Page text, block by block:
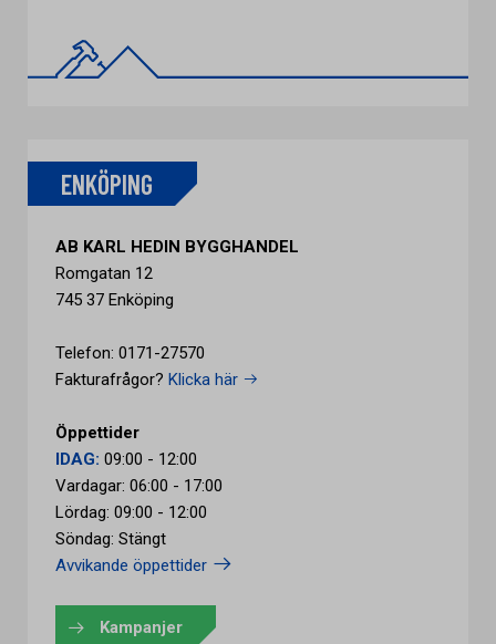
ENKÖPING
AB KARL HEDIN BYGGHANDEL
Romgatan 12
745 37 Enköping
Telefon: 0171-27570
Fakturafrågor? Klicka här
Öppettider
IDAG: 09:00 - 12:00
Vardagar: 06:00 - 17:00
Lördag: 09:00 - 12:00
Söndag: Stängt
Avvikande öppettider
Kampanjer